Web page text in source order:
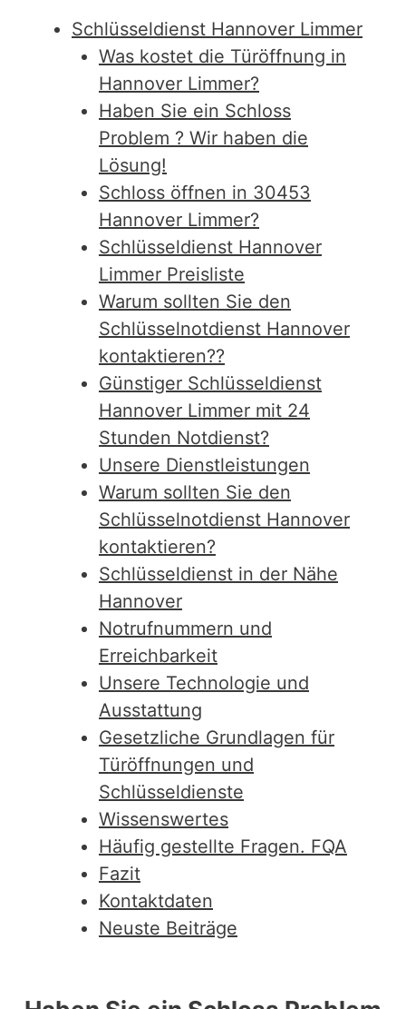
Schlüsseldienst Hannover Limmer
Was kostet die Türöffnung in
Hannover Limmer?
Haben Sie ein Schloss
Problem ? Wir haben die
Lösung!
Schloss öffnen in 30453
Hannover Limmer?
Schlüsseldienst Hannover
Limmer Preisliste
Warum sollten Sie den
Schlüsselnotdienst Hannover
kontaktieren??
Günstiger Schlüsseldienst
Hannover Limmer mit 24
Stunden Notdienst?
Unsere Dienstleistungen
Warum sollten Sie den
Schlüsselnotdienst Hannover
kontaktieren?
Schlüsseldienst in der Nähe
Hannover
Notrufnummern und
Erreichbarkeit
Unsere Technologie und
Ausstattung
Gesetzliche Grundlagen für
Türöffnungen und
Schlüsseldienste
Wissenswertes
Häufig gestellte Fragen. FQA
Fazit
Kontaktdaten
Neuste Beiträge